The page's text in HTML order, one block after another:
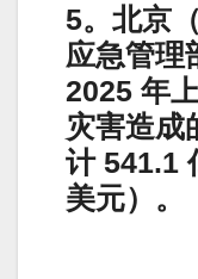
5。北京
应急管理
2025 年
灾害造成
计 541.1
美元）。